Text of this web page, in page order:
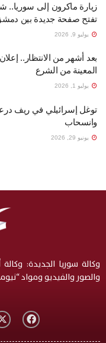
زيارة ماكرون إلى سوريا..
تفتح صفحة جديدة بين
يوليو 9, 2026
بعد أشهر من الانتظار..
المعينة من الشرع
يوليو 1, 2026
توغل إسرائيلي في ريف
وانسحاب
يونيو 29, 2026
وكالة سوريا الجديدة:
والصور والفيديو ومواد